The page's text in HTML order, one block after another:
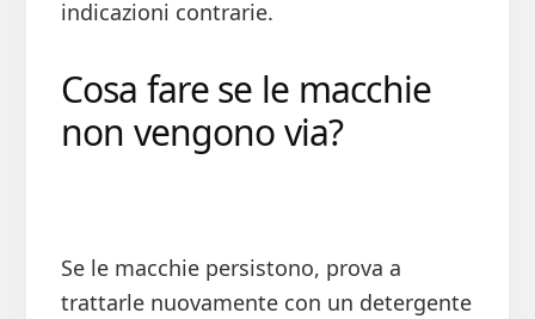
indicazioni contrarie.
Cosa fare se le macchie
non vengono via?
Se le macchie persistono, prova a
trattarle nuovamente con un detergente